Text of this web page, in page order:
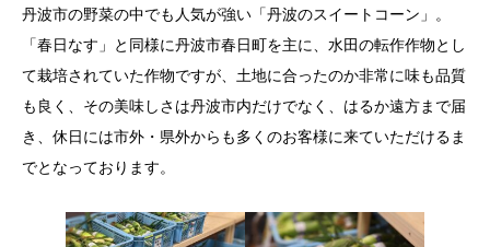
丹波市の野菜の中でも人気が強い「丹波のスイートコーン」。
「春日なす」と同様に丹波市春日町を主に、水田の転作作物とし
て栽培されていた作物ですが、土地に合ったのか非常に味も品質
も良く、その美味しさは丹波市内だけでなく、はるか遠方まで届
き、休日には市外・県外からも多くのお客様に来ていただけるま
でとなっております。